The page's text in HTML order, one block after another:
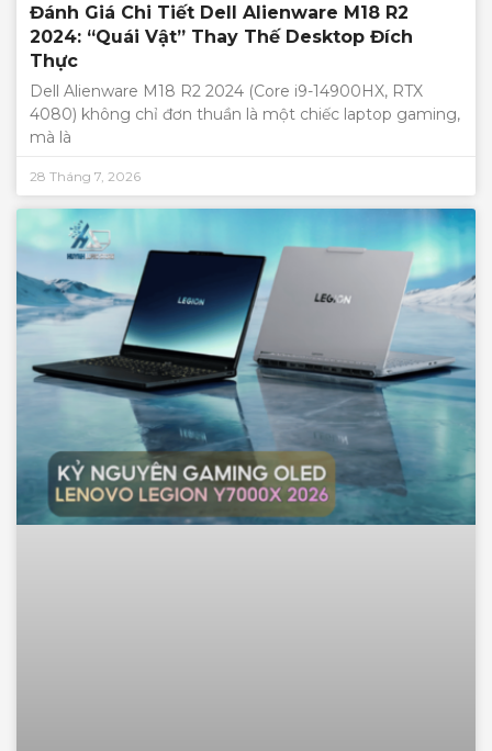
Đánh Giá Chi Tiết Dell Alienware M18 R2
2024: “Quái Vật” Thay Thế Desktop Đích
Thực
Dell Alienware M18 R2 2024 (Core i9-14900HX, RTX
4080) không chỉ đơn thuần là một chiếc laptop gaming,
mà là
28 Tháng 7, 2026